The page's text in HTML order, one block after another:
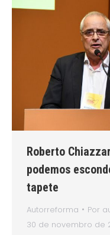
Roberto
podemos
tapete
Autorreforma Por
30 de novembro de